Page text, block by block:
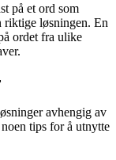
på et ord som
løsningen. En
ordet fra ulike
avhengig av
tips for å utnytte